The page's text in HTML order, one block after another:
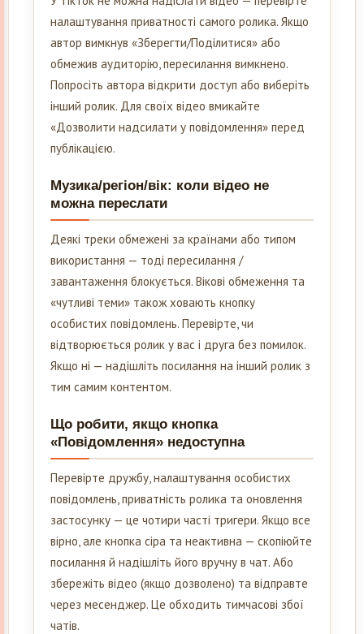
налаштування приватності самого ролика. Якщо
автор вимкнув «Зберегти/Поділитися» або
обмежив аудиторію, пересилання вимкнено.
Попросіть автора відкрити доступ або виберіть
інший ролик. Для своїх відео вмикайте
«Дозволити надсилати у повідомлення» перед
публікацією.
Музика/регіон/вік: коли відео не
можна переслати
Деякі треки обмежені за країнами або типом
використання — тоді пересилання /
завантаження блокується. Вікові обмеження та
«чутливі теми» також ховають кнопку
особистих повідомлень. Перевірте, чи
відтворюється ролик у вас і друга без помилок.
Якщо ні — надішліть посилання на інший ролик з
тим самим контентом.
Що робити, якщо кнопка
«Повідомлення» недоступна
Перевірте дружбу, налаштування особистих
повідомлень, приватність ролика та оновлення
застосунку — це чотири часті тригери. Якщо все
вірно, але кнопка сіра та неактивна — скопіюйте
посилання й надішліть його вручну в чат. Або
збережіть відео (якщо дозволено) та відправте
через месенджер. Це обходить тимчасові збої
чатів.